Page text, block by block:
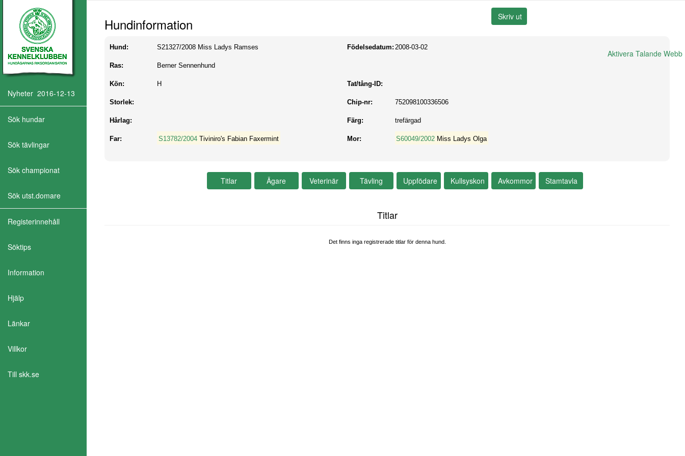
Aktivera Talande Webb
Nyheter 2016-12-13
Sök hundar
Sök tävlingar
Sök championat
Sök utst.domare
Registerinnehåll
Söktips
Information
Hjälp
Länkar
Villkor
Till skk.se
Hundinformation
Hund: S21327/2008 Miss Ladys Ramses Födelsedatum: 2008-03-02
Ras: Berner Sennenhund
Kön: H Tat/tång-ID:
Storlek: Chip-nr: 752098100336506
Hårlag: Färg: trefärgad
Far: S13782/2004 Tiviniro's Fabian Faxermint Mor: S60049/2002 Miss Ladys Olga
Titlar
Det finns inga registrerade titlar för denna hund.
Aktivera Talande Webb